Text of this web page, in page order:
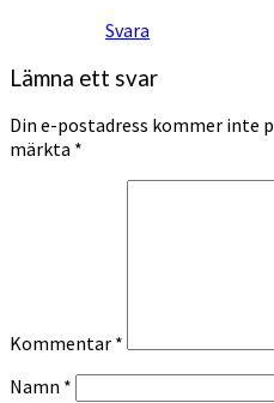
Svara
Lämna ett svar
Din e-postadress kommer inte
märkta *
Kommentar *
Namn *